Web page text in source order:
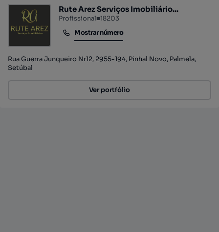
Rute Arez Serviços Imobiliário...
Profissional■18203
Mostrar número
Mostrar número
Rua Guerra Junqueiro Nr12, 2955-194, Pinhal Novo, Palmela,
Setúbal
Ver portfólio